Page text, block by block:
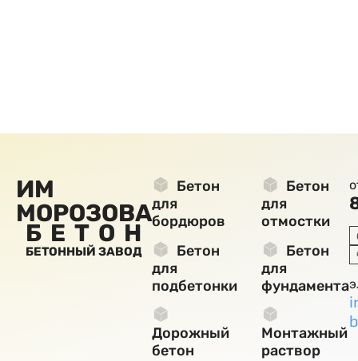
ИМ
МОРОЗОВА
БЕТОН
БЕТОННЫЙ ЗАВОД
Бетон
для
бордюров
Бетон
для
отмостки
Бетон
для
подбетонки
Бетон
для
фундамента
Дорожный
бетон
Монтажный
раствор